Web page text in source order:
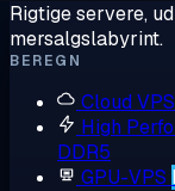
Rigtige servere,
mersalgslabyrint.
BEREGN
Cloud VPS
High
DDR5
GPU-VPS